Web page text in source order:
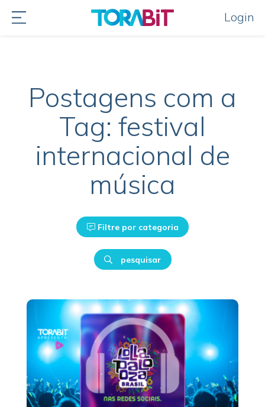
Login
Postagens com a
Tag: festival
internacional de
música
Filtre por categoria
pesquisar